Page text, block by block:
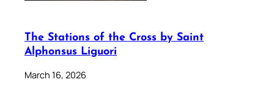
The Stations of the Cross by Saint
Alphonsus Liguori
March 16, 2026